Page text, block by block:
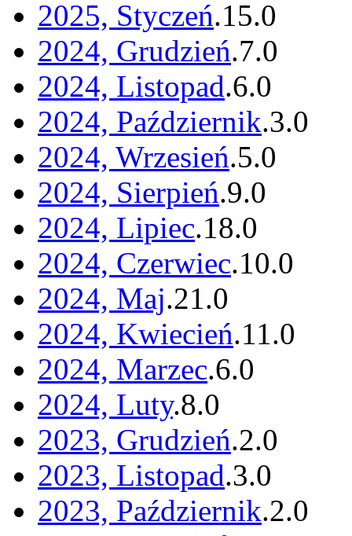
2025, Styczeń.15.0
2024, Grudzień.7.0
2024, Listopad.6.0
2024, Październik.3.0
2024, Wrzesień.5.0
2024, Sierpień.9.0
2024, Lipiec.18.0
2024, Czerwiec.10.0
2024, Maj.21.0
2024, Kwiecień.11.0
2024, Marzec.6.0
2024, Luty.8.0
2023, Grudzień.2.0
2023, Listopad.3.0
2023, Październik.2.0